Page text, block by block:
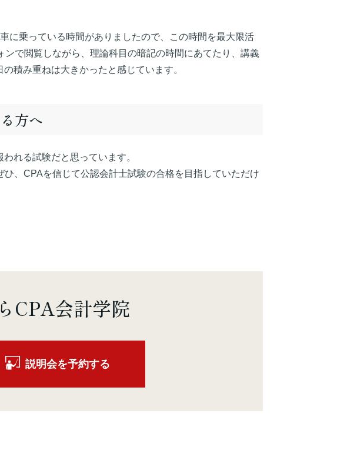
に乗っている時間がありましたので、この時間を最大限活
で閲覧しながら、理論科目の暗記の時間にあてたり、講義
積み重ねは大きかったと感じています。
方へ
れる試験だと思っています。
、CPAを信じて公認会計士試験の合格を目指していただけ
CPA会計学院
説明会を予約する